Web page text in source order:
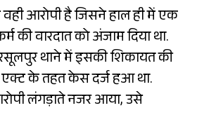
आरोपी है जिसने हाल ही में एक
की वारदात को अंजाम दिया था.
थाने में इसकी शिकायत की
एक्ट के तहत केस दर्ज हआ था.
लंगड़ाते नजर आया, उसे